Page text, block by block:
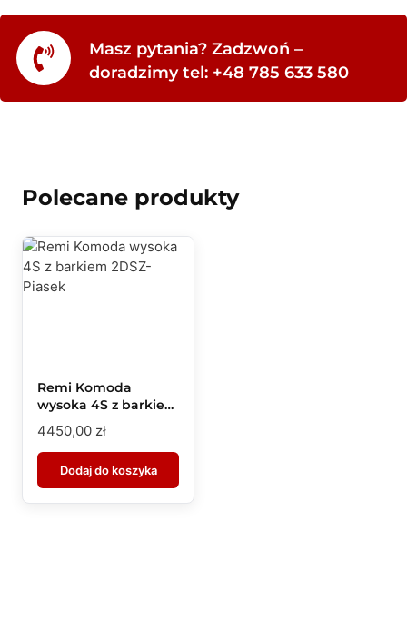
Masz pytania? Zadzwoń –
doradzimy tel: +48 785 633 580
Polecane produkty
Remi Komoda
wysoka 4S z barkiem
2DSZ- Piasek
4450,00 zł
Dodaj do koszyka